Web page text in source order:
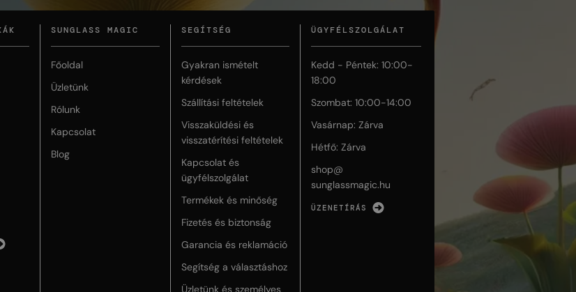
SUNGLASS MAGIC
Főoldal
Üzletünk
Rólunk
Kapcsolat
Blog
SEGÍTSÉG
Gyakran ismételt
kérdések
Szállítási feltételek
Visszaküldési és
visszatérítési feltételek
Kapcsolat és
ügyfélszolgálat
Termékek és minőség
Fizetés és biztonság
Garancia és reklamáció
Segítség a választáshoz
Üzletünk és személyes
ÜGYFÉLSZOLGÁLAT
Kedd - Péntek: 10:00-
18:00
Szombat: 10:00-14:00
Vasárnap: Zárva
Hétfő: Zárva
shop@
sunglassmagic.hu
ÜZENETÍRÁS